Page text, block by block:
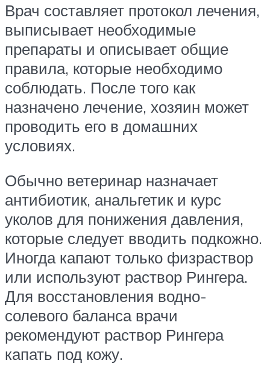
Врач составляет протокол лечения,
выписывает необходимые
препараты и описывает общие
правила, которые необходимо
соблюдать. После того как
назначено лечение, хозяин может
проводить его в домашних
условиях.
Обычно ветеринар назначает
антибиотик, анальгетик и курс
уколов для понижения давления,
которые следует вводить подкожно.
Иногда капают только физраствор
или используют раствор Рингера.
Для восстановления водно-
солевого баланса врачи
рекомендуют раствор Рингера
капать под кожу.